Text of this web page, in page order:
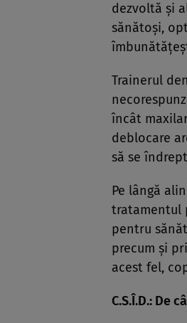
dezvoltă şi
sănătoşi,
Trainerul
încât
deblocare
să se
Pe lângă
tratamentul
pentru
precum şi
acest fel,
C.S.Î.D.: De